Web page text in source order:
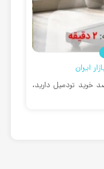
ایران
خرید تردمیل دارید،